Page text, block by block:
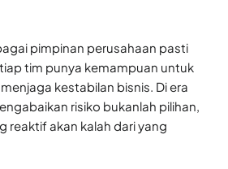
pimpinan perusahaan pasti
tim punya kemampuan untuk
kestabilan bisnis. Di era
risiko bukanlah pilihan,
reaktif akan kalah dari yang